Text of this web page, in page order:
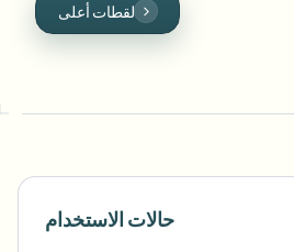
لقطات أعلى
حالات الاستخدام